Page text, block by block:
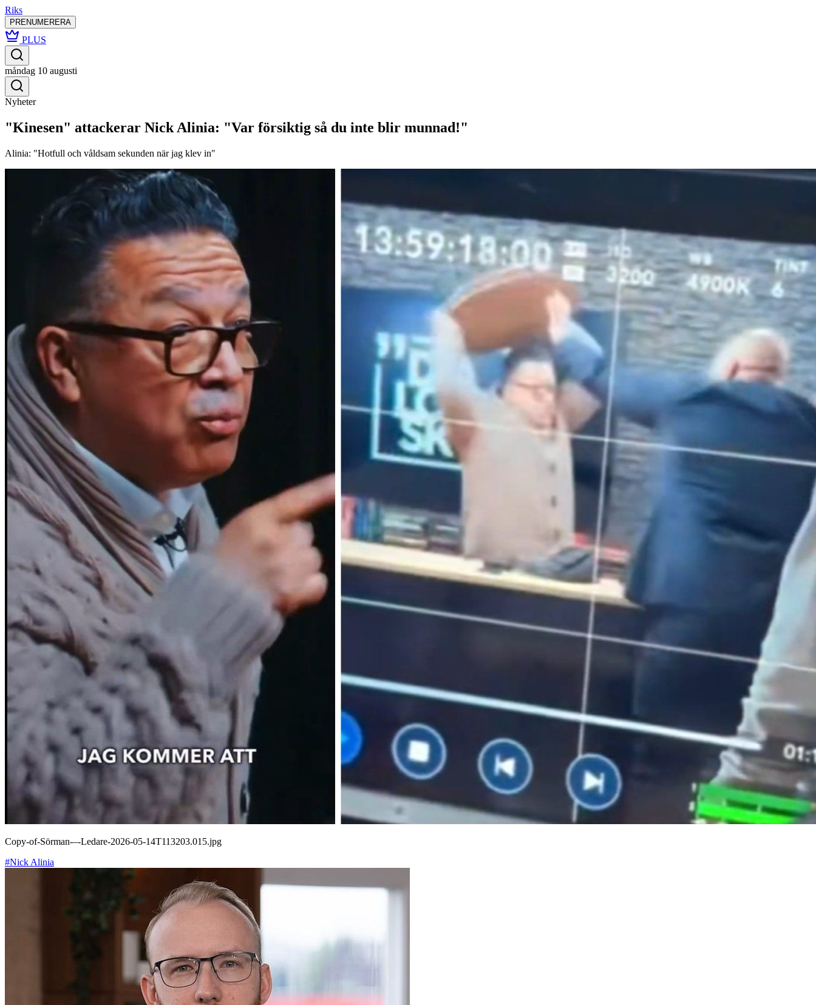
Riks
PRENUMERERA
PLUS
måndag 10 augusti
Nyheter
"Kinesen" attackerar Nick Alinia: "Var försiktig så du inte blir munnad!"
Alinia: "Hotfull och våldsam sekunden när jag klev in"
Copy-of-Sörman-–-Ledare-2026-05-14T113203.015.jpg
#Nick Alinia